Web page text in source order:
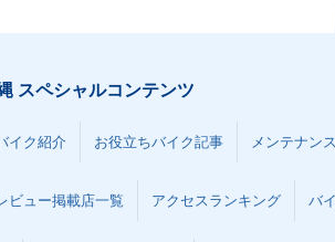
スペシャルコンテンツ
イク紹介 お役立ちバイク記事 メンテナン
ビュー掲載店一覧 アクセスランキング バ